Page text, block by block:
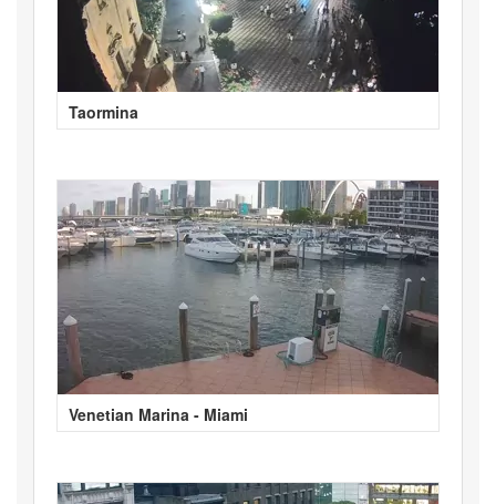
Taormina
Venetian Marina - Miami